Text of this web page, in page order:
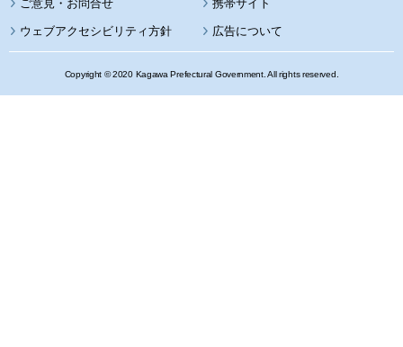
携帯サイト
ウェブアクセシビリティ方針 広告について
Copyright © 2020 Kagawa Prefectural Government. All rights reserved.